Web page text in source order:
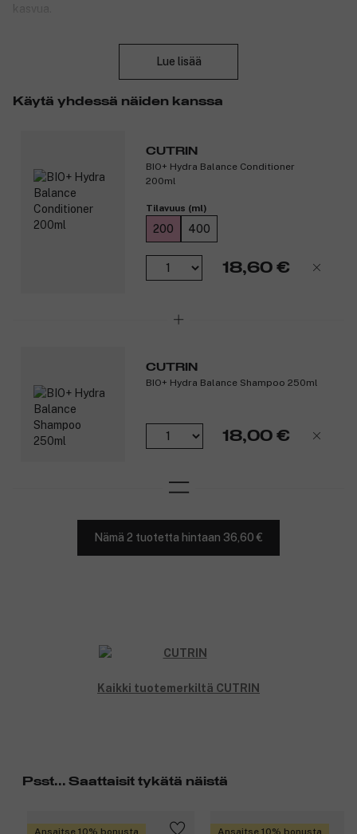
klassikko ja tuotteilla on tutkitusti tehokas vaikutus. Uudistunut
BIO+ -sarja hoitaa tehokkaasti kaikki yleisimmät hiuspohjan
ongelmat, kuten hilseen, kuivuuden, kutinan ja hiustenlähdön.
Tuotenumero:3138636
Lue lisää
Käytä yhdessä näiden kanssa
CUTRIN
BIO+ Hydra Balance Conditioner
200ml
Tilavuus (ml)
200 400
18,60 €
CUTRIN
BIO+ Hydra Balance Shampoo 250ml
18,00 €
Nämä 2 tuotetta hintaan 36,60 €
Kaikki tuotemerkiltä CUTRIN
Psst... Saattaisit tykätä näistä